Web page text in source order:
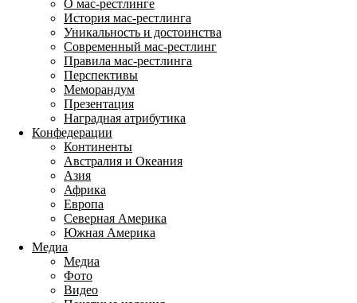
О мас-рестлинге
История мас-рестлинга
Уникальность и достоинства
Современный мас-рестлинг
Правила мас-рестлинга
Перспективы
Меморандум
Презентация
Наградная атрибутика
Конфедерации
Континенты
Австралия и Океания
Азия
Африка
Европа
Северная Америка
Южная Америка
Медиа
Медиа
Фото
Видео